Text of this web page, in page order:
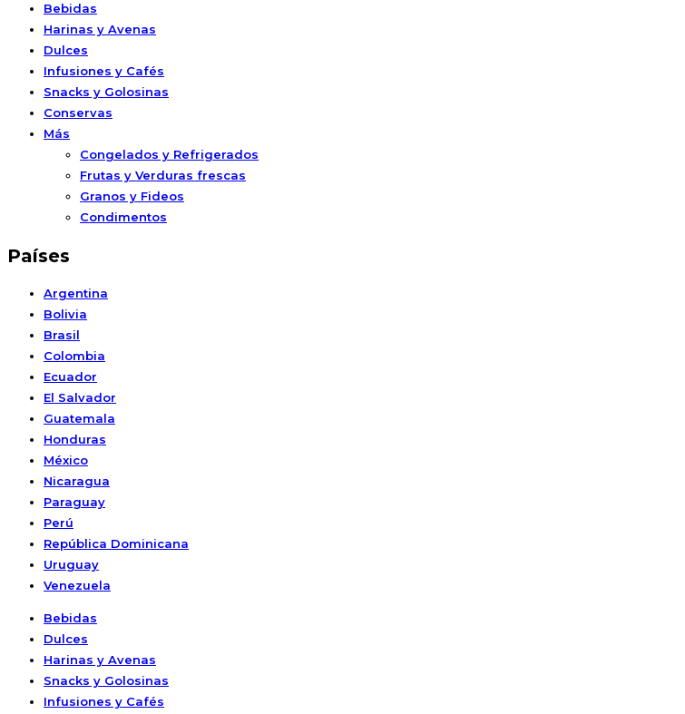
Bebidas
Harinas y Avenas
Dulces
Infusiones y Cafés
Snacks y Golosinas
Conservas
Más
Congelados y Refrigerados
Frutas y Verduras frescas
Granos y Fideos
Condimentos
Países
Argentina
Bolivia
Brasil
Colombia
Ecuador
El Salvador
Guatemala
Honduras
México
Nicaragua
Paraguay
Perú
República Dominicana
Uruguay
Venezuela
Bebidas
Dulces
Harinas y Avenas
Snacks y Golosinas
Infusiones y Cafés